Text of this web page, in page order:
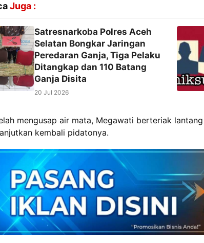
Juga :
Satresnarkoba Polres Aceh
Selatan Bongkar Jaringan
Peredaran Ganja, Tiga Pelaku
Ditangkap dan 110 Batang
Ganja Disita
20 Jul 2026
mengusap air mata, Megawati berteriak
kembali pidatonya.